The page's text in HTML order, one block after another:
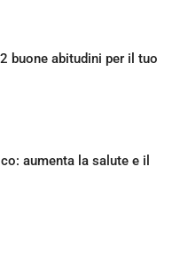
buone abitudini per il tuo
aumenta la salute e il